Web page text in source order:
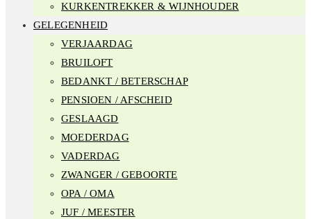
KURKENTREKKER & WIJNHOUDER
GELEGENHEID
VERJAARDAG
BRUILOFT
BEDANKT / BETERSCHAP
PENSIOEN / AFSCHEID
GESLAAGD
MOEDERDAG
VADERDAG
ZWANGER / GEBOORTE
OPA / OMA
JUF / MEESTER